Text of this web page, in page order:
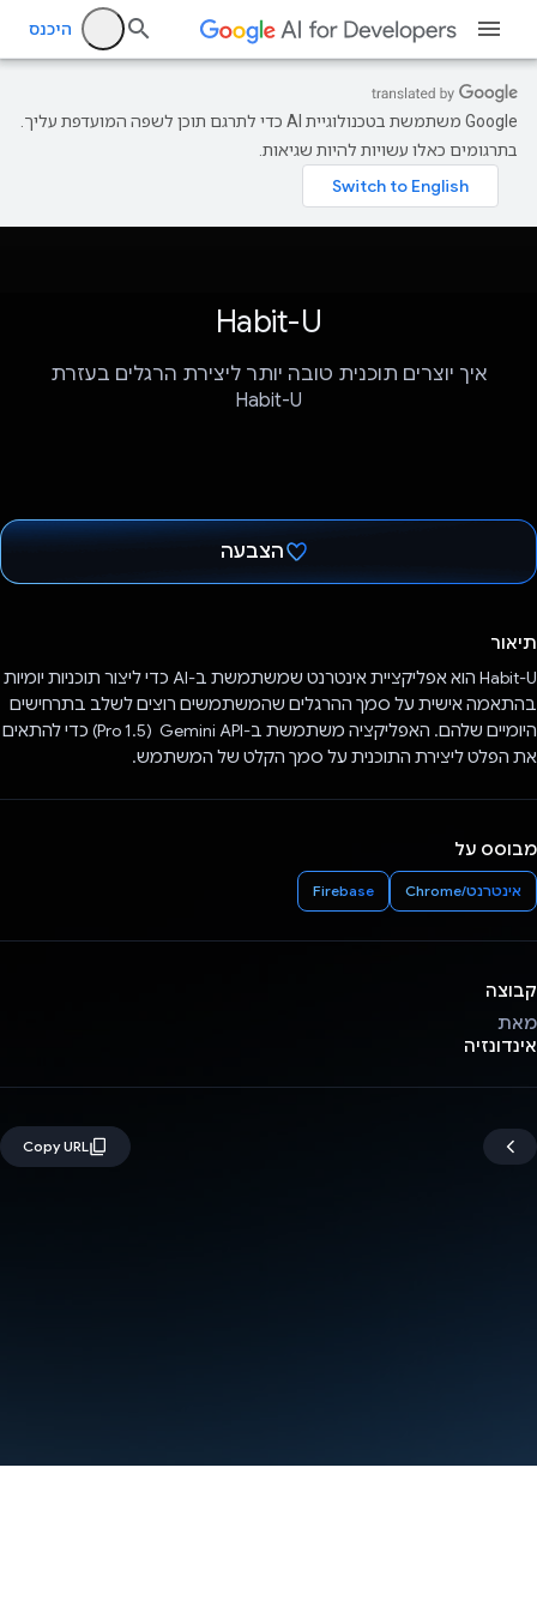
היכנס
‫Google משתמשת בטכנולוגיית AI כדי לתרגם תוכן לשפה המועדפת עליך.
בתרגומים כאלו עשויות להיות שגיאות.
Habit-U
איך יוצרים תוכנית טובה יותר ליצירת הרגלים בעזרת
Habit-U
הצבעה
תיאור
Habit-U הוא אפליקציית אינטרנט שמשתמשת ב-AI כדי ליצור תוכניות יומיות
בהתאמה אישית על סמך ההרגלים שהמשתמשים רוצים לשלב בתרחישים
היומיים שלהם. האפליקציה משתמשת ב-Gemini API ‏ (1.5 Pro) כדי להתאים
את הפלט ליצירת התוכנית על סמך הקלט של המשתמש.
מבוסס על
אינטרנט/Chrome Firebase
קבוצה
מאת
אינדונזיה